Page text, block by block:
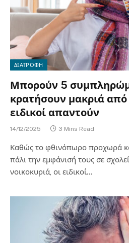
ΔΙΑΤΡΟΦΗ
Μπορούν 5
κρατήσουν μακριά από
ειδικοί απαντούν
14/12/2025 3 Mins Read
Καθώς το φθινόπωρο προχωρά
πάλι την εμφάνισή τους σε
νοικοκυριά, οι ειδικοί…